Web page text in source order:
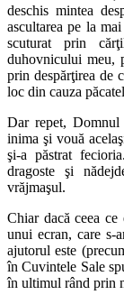
deschis mintea
ascultarea pe la
scuturat prin
duhovnicului meu,
prin despărţirea de
loc din cauza
Dar repet,
inima şi vouă
şi-a păstrat
dragoste şi
vrăjmaşul.
Chiar dacă ceea
unui ecran, care s-
ajutorul este
în Cuvintele Sale
în ultimul rând prin